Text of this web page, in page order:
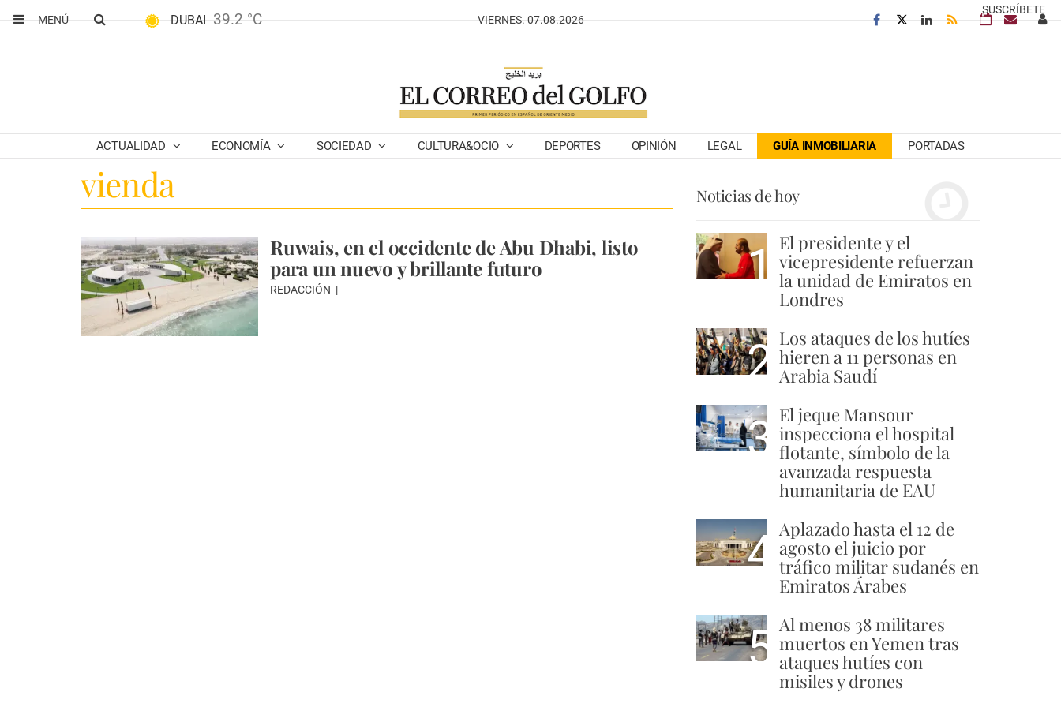
SUSCRÍBETE
MENÚ
DUBAI 39.2 °C VIERNES. 07.08.2026
ACTUALIDAD ECONOMÍA SOCIEDAD CULTURA&OCIO DEPORTES OPINIÓN LEGAL GUÍA INMOBILIARIA PORTADAS
vienda
Ruwais, en el occidente de Abu Dhabi, listo
para un nuevo y brillante futuro
REDACCIÓN
Noticias de hoy
1 El presidente y el
vicepresidente refuerzan
la unidad de Emiratos en
Londres
2 Los ataques de los hutíes
hieren a 11 personas en
Arabia Saudí
3 El jeque Mansour
inspecciona el hospital
flotante, símbolo de la
avanzada respuesta
humanitaria de EAU
4 Aplazado hasta el 12 de
agosto el juicio por
tráfico militar sudanés en
Emiratos Árabes
5 Al menos 38 militares
muertos en Yemen tras
ataques hutíes con
misiles y drones